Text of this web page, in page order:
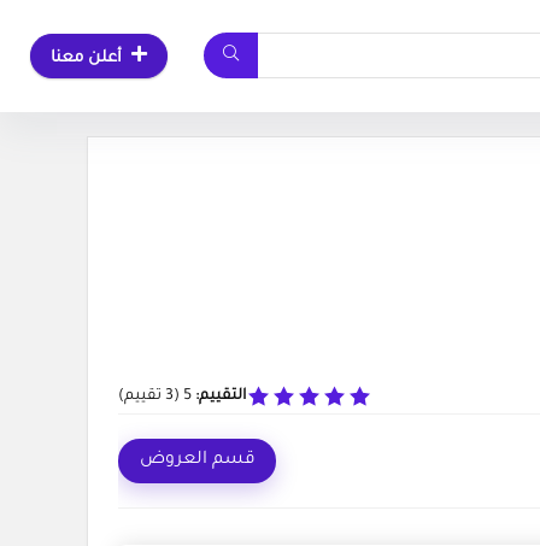
أعلن معنا
التقييم: 5
(
3 تقييم)
قسم العروض